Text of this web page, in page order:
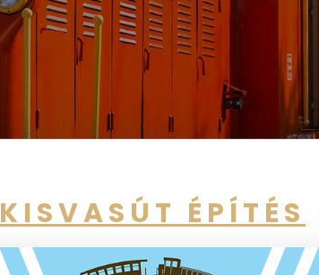
KISVASÚT ÉPÍTÉS